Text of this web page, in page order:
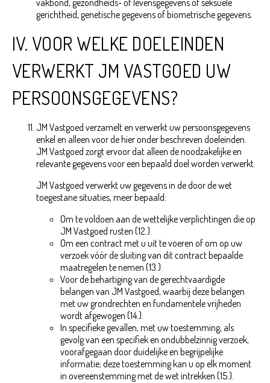
vakbond, gezondheids- of levensgegevens of seksuele
gerichtheid, genetische gegevens of biometrische gegevens.
IV. VOOR WELKE DOELEINDEN
VERWERKT JM VASTGOED UW
PERSOONSGEGEVENS?
JM Vastgoed verzamelt en verwerkt uw persoonsgegevens
enkel en alleen voor de hier onder beschreven doeleinden.
JM Vastgoed zorgt ervoor dat alleen de noodzakelijke en
relevante gegevens voor een bepaald doel worden verwerkt.
JM Vastgoed verwerkt uw gegevens in de door de wet
toegestane situaties, meer bepaald:
Om te voldoen aan de wettelijke verplichtingen die op
JM Vastgoed rusten (12.).
Om een contract met u uit te voeren of om op uw
verzoek vóór de sluiting van dit contract bepaalde
maatregelen te nemen (13.).
Voor de behartiging van de gerechtvaardigde
belangen van JM Vastgoed, waarbij deze belangen
met uw grondrechten en fundamentele vrijheden
wordt afgewogen (14.).
In specifieke gevallen, met uw toestemming, als
gevolg van een specifiek en ondubbelzinnig verzoek,
voorafgegaan door duidelijke en begrijpelijke
informatie; deze toestemming kan u op elk moment
in overeenstemming met de wet intrekken (15.).